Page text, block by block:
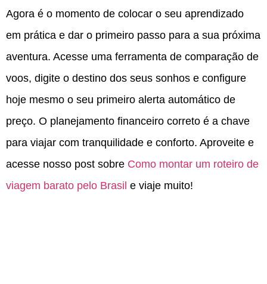
Agora é o momento de colocar o seu aprendizado
em prática e dar o primeiro passo para a sua próxima
aventura. Acesse uma ferramenta de comparação de
voos, digite o destino dos seus sonhos e configure
hoje mesmo o seu primeiro alerta automático de
preço. O planejamento financeiro correto é a chave
para viajar com tranquilidade e conforto. Aproveite e
acesse nosso post sobre Como montar um roteiro de
viagem barato pelo Brasil e viaje muito!